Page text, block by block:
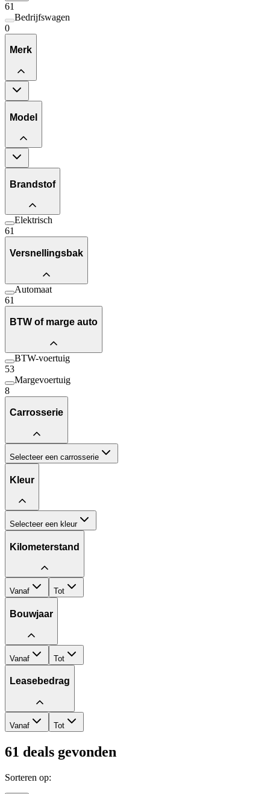
61
Bedrijfswagen
0
Merk
Model
Brandstof
Elektrisch
61
Versnellingsbak
Automaat
61
BTW of marge auto
BTW-voertuig
53
Margevoertuig
8
Carrosserie
Selecteer een carrosserie
Kleur
Selecteer een kleur
Kilometerstand
Vanaf Tot
Bouwjaar
Vanaf Tot
Leasebedrag
Vanaf Tot
61 deals gevonden
Sorteren op: